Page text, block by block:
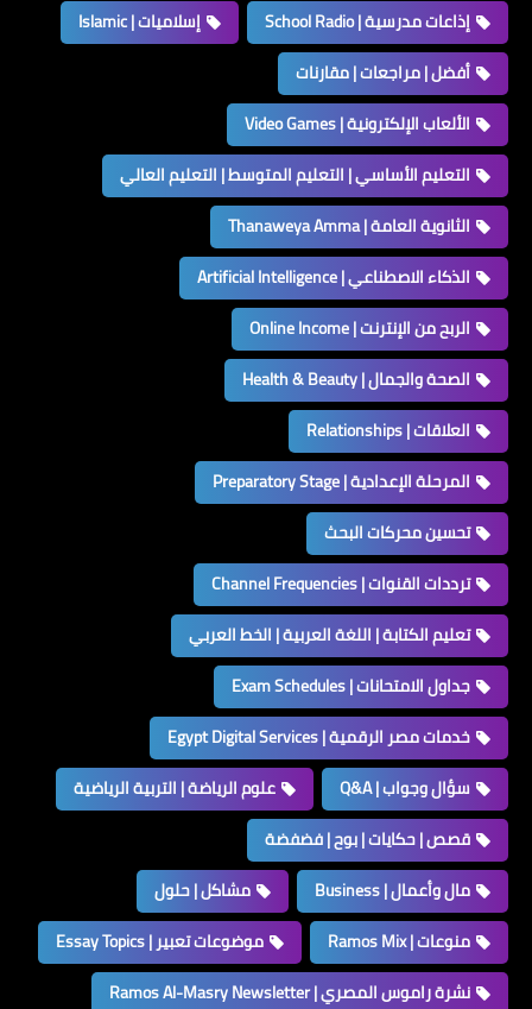
إذاعات مدرسية | School Radio
إسلاميات | Islamic
أفضل | مراجعات | مقارنات
الألعاب الإلكترونية | Video Games
التعليم الأساسي | التعليم المتوسط | التعليم العالي
الثانوية العامة | Thanaweya Amma
الذكاء الاصطناعي | Artificial Intelligence
الربح من الإنترنت | Online Income
الصحة والجمال | Health & Beauty
العلاقات | Relationships
المرحلة الإعدادية | Preparatory Stage
تحسين محركات البحث
ترددات القنوات | Channel Frequencies
تعليم الكتابة | اللغة العربية | الخط العربي
جداول الامتحانات | Exam Schedules
خدمات مصر الرقمية | Egypt Digital Services
سؤال وجواب | Q&A
علوم الرياضة | التربية الرياضية
قصص | حكايات | بوح | فضفضة
مال وأعمال | Business
مشاكل | حلول
منوعات | Ramos Mix
موضوعات تعبير | Essay Topics
نشرة راموس المصري | Ramos Al-Masry Newsletter